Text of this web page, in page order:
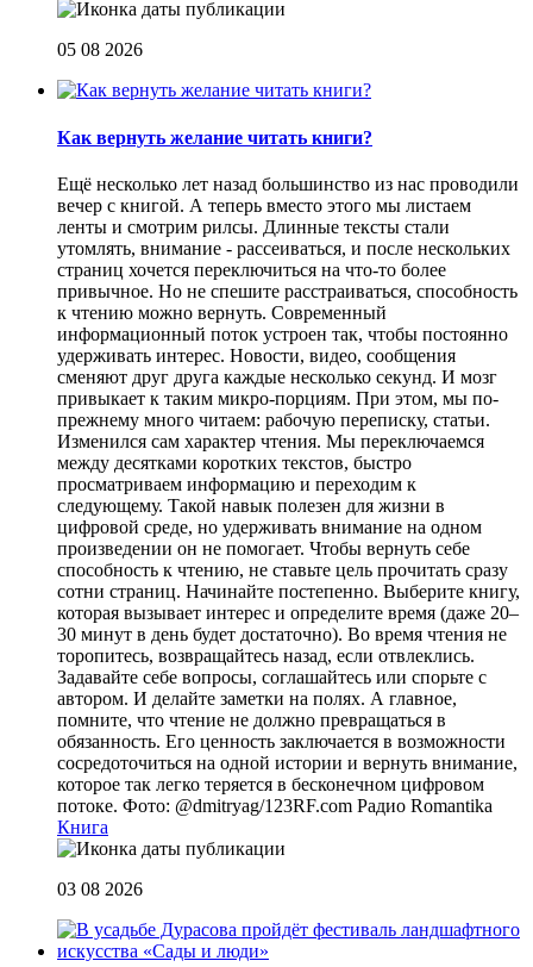
05 08 2026
Как вернуть желание читать книги?
Eщё несколько лет назад большинство из нас проводили
вечер с книгой. А теперь вместо этого мы листаем
ленты и смотрим рилсы. Длинные тексты стали
утомлять, внимание - рассеиваться, и после нескольких
страниц хочется переключиться на что-то более
привычное. Но не спешите расстраиваться, способность
к чтению можно вернуть. Современный
информационный поток устроен так, чтобы постоянно
удерживать интерес. Новости, видео, сообщения
сменяют друг друга каждые несколько секунд. И мозг
привыкает к таким микро-порциям. При этом, мы по-
прежнему много читаем: рабочую переписку, статьи.
Изменился сам характер чтения. Мы переключаемся
между десятками коротких текстов, быстро
просматриваем информацию и переходим к
следующему. Такой навык полезен для жизни в
цифровой среде, но удерживать внимание на одном
произведении он не помогает. Чтобы вернуть себе
способность к чтению, не ставьте цель прочитать сразу
сотни страниц. Начинайте постепенно. Выберите книгу,
которая вызывает интерес и определите время (даже 20–
30 минут в день будет достаточно). Во время чтения не
торопитесь, возвращайтесь назад, если отвлеклись.
Задавайте себе вопросы, соглашайтесь или спорьте с
автором. И делайте заметки на полях. А главное,
помните, что чтение не должно превращаться в
обязанность. Его ценность заключается в возможности
сосредоточиться на одной истории и вернуть внимание,
которое так легко теряется в бесконечном цифровом
потоке. Фото: @dmitryag/123RF.com Радио Romantika
Книга
03 08 2026